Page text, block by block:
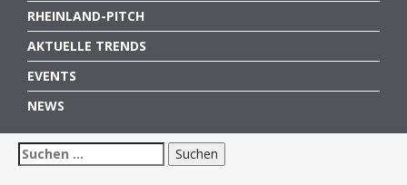
RHEINLAND-PITCH
AKTUELLE TRENDS
EVENTS
NEWS
Suchen
nach: